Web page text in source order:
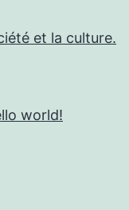
et la culture.
world!